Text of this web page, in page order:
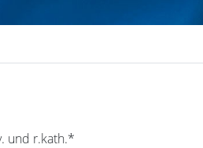
und r.kath.*